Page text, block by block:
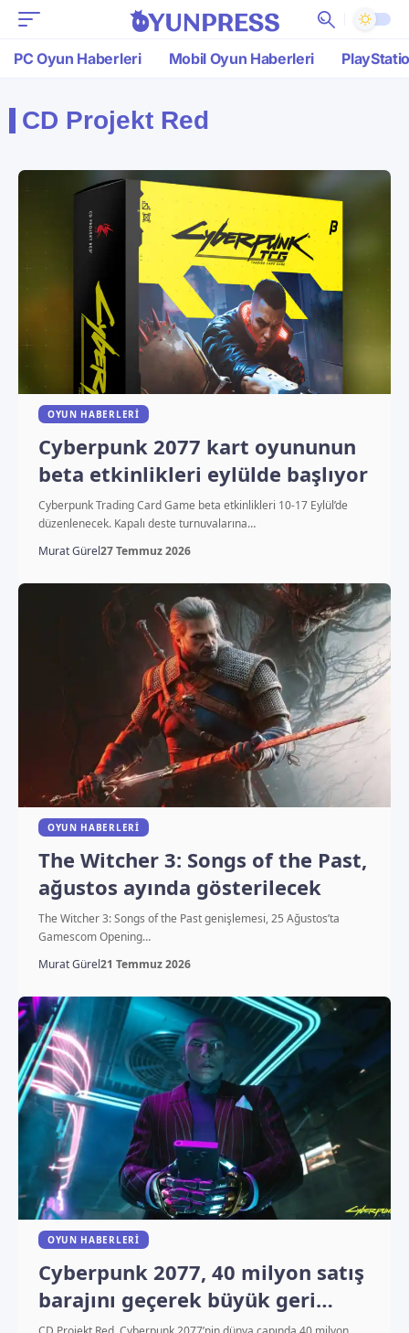
PC Oyun Haberleri Mobil Oyun Haberleri
CD Projekt Red
OYUN HABERLERI
Cyberpunk 2077 kart oyununun
beta etkinlikleri eylülde başlıyor
Cyberpunk Trading Card Game beta etkinlikleri 10-17 Eylül’de
düzenlenecek. Kapalı deste turnuvalarına…
Murat Gürel27 Temmuz 2026
OYUN HABERLERI
The Witcher 3: Songs of the Past,
ağustos ayında gösterilecek
The Witcher 3: Songs of the Past genişlemesi, 25 Ağustos’ta
Gamescom Opening…
Murat Gürel21 Temmuz 2026
OYUN HABERLERI
Cyberpunk 2077, 40 milyon satış
barajını geçerek büyük geri
dönüşünü taçlandırdı